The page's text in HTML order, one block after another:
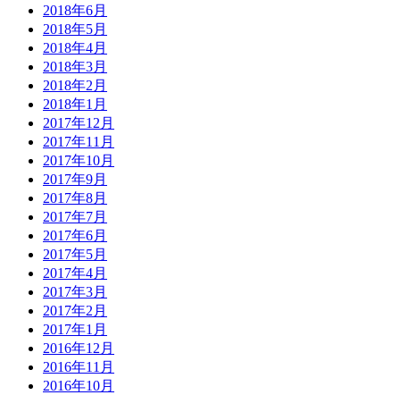
2018年6月
2018年5月
2018年4月
2018年3月
2018年2月
2018年1月
2017年12月
2017年11月
2017年10月
2017年9月
2017年8月
2017年7月
2017年6月
2017年5月
2017年4月
2017年3月
2017年2月
2017年1月
2016年12月
2016年11月
2016年10月